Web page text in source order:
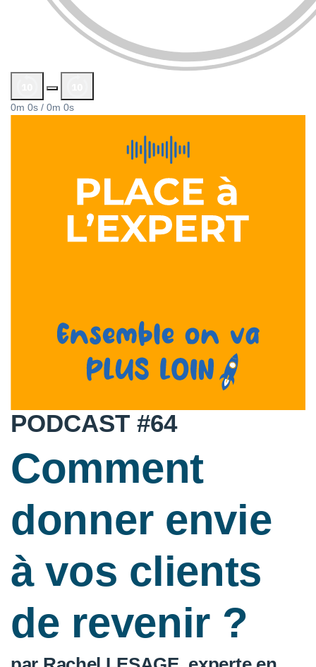
0m 0s / 0m 0s
PODCAST #64
Comment
donner envie
à vos clients
de revenir ?